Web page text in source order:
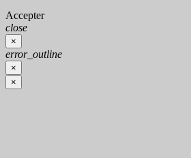
Accepter
close
×
error_outline
×
×